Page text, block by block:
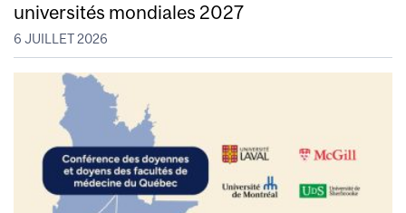
universités mondiales 2027
6 JUILLET 2026